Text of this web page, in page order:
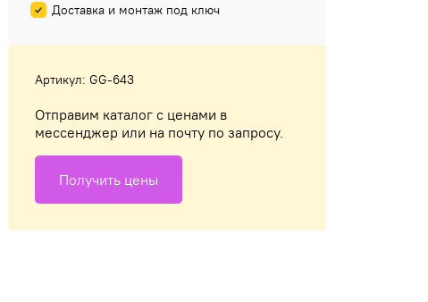
Доставка и монтаж под ключ
Артикул: GG-643
Отправим каталог с ценами в
мессенджер или на почту по запросу.
Получить цены